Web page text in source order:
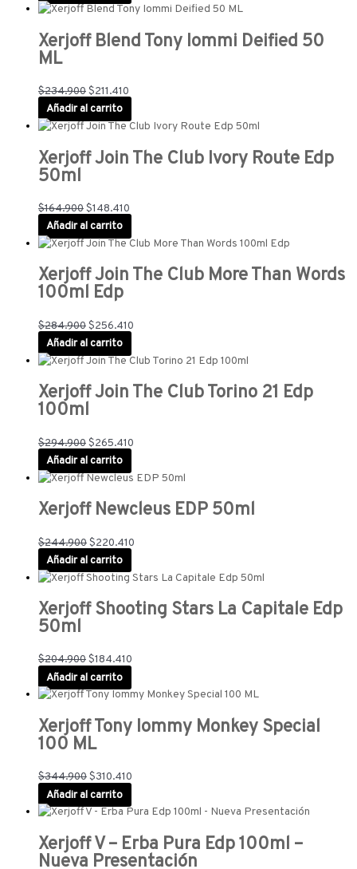
Xerjoff Blend Tony Iommi Deified 50
ML
$234.900$211.410
Añadir al carrito
Xerjoff Join The Club Ivory Route Edp
50ml
$164.900$148.410
Añadir al carrito
Xerjoff Join The Club More Than Words
100ml Edp
$284.900$256.410
Añadir al carrito
Xerjoff Join The Club Torino 21 Edp
100ml
$294.900$265.410
Añadir al carrito
Xerjoff Newcleus EDP 50ml
$244.900$220.410
Añadir al carrito
Xerjoff Shooting Stars La Capitale Edp
50ml
$204.900$184.410
Añadir al carrito
Xerjoff Tony Iommy Monkey Special
100 ML
$344.900$310.410
Añadir al carrito
Xerjoff V – Erba Pura Edp 100ml –
Nueva Presentación